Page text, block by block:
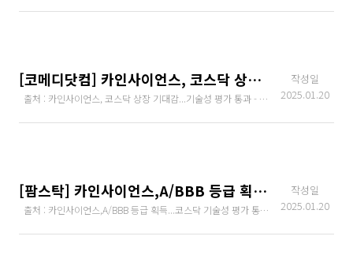
[코메디닷컴] 카인사이언스, 코스닥 상장 기대감...기술성 평가 통과
출처 : 카인사이언스, 코스닥 상장 기대감...기술성 평가 통과 - 코메디닷컴
작성일
2025.01.20
[팜스탁] 카인사이언스,A/BBB 등급 획득...코스닥 기술성 평가 통과
출처 : 카인사이언스,A/BBB 등급 획득...코스닥 기술성 평가 통과 - 팜스탁
작성일
2025.01.20